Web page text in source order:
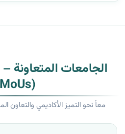
الجامعات المتعاونة
(MoUs)
معاً نحو التميز الأكاديمي